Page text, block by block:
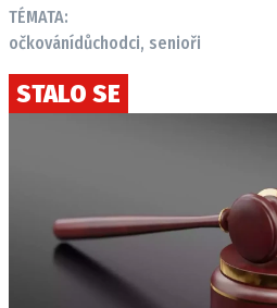
TÉMATA:
očkovánídůchodci, senioři
STALO SE